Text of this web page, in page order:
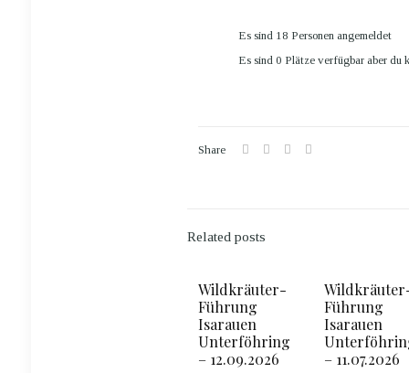
Es sind 18 Personen angemeldet
Es sind 0 Plätze verfügbar aber du
Share
Related posts
Wildkräuter-
Führung
Isarauen
Unterföhring
– 12.09.2026
Führung
Isarauen
– 11.07.2026